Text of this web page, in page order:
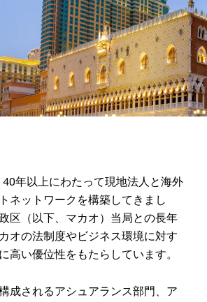
年以上にわたって現地法人と海外
ネットワークを構築してきまし
区（以下、マカオ）当局との長年
オの法制度やビジネス環境に対す
高い優位性をもたらしています。
成されるアシュアランス部門、ア